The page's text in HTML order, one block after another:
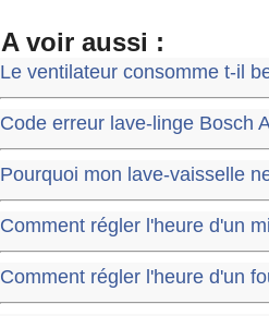
A voir aussi :
Le ventilateur consomme t-il
Code erreur lave-linge Bosch
Pourquoi mon lave-vaisselle
Comment régler l'heure d'un
Comment régler l'heure d'un